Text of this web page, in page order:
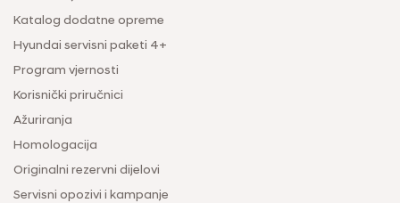
Katalog dodatne opreme
Hyundai servisni paketi 4+
Program vjernosti
Korisnički priručnici
Ažuriranja
Homologacija
Originalni rezervni dijelovi
Servisni opozivi i kampanje